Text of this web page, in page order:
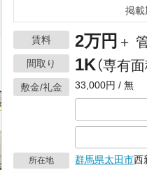
掲載
賃料 2万円 ＋
間取り 1K（専有
敷金/礼金 33,000円 / 無
所在地 群馬県太田市西